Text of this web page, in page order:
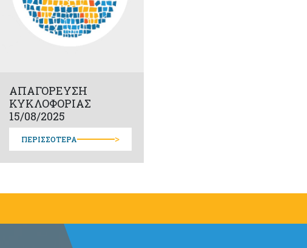
ΑΠΑΓΟΡΕΥΣΗ
ΚΥΚΛΟΦΟΡΙΑΣ
15/08/2025
ΠΕΡΙΣΣΟΤΕΡΑ >